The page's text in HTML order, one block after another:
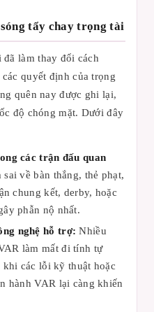
tẩy chay trọng tài
đã làm thay đổi cách
quyết định của trọng
quên nay được ghi lại,
độ chóng mặt. Dưới đây
các trận đấu quan
về bàn thắng, thẻ phạt,
chung kết, derby, hoặc
phẫn nộ nhất.
nghệ hỗ trợ: Nhiều
làm mất đi tính tự
các lỗi kỹ thuật hoặc
hành VAR lại càng khiến